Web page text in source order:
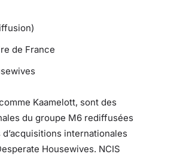
de France
Kaamelott, sont des
du groupe M6 rediffusées
internationales
Housewives. NCIS